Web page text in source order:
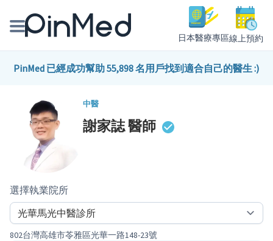
日本醫療專區線上預約
線上預約醫師、院所
健康主題館
PinMed 已經成功幫助 55,898 名用戶找到適合自己的醫生 :)
中醫
謝家誌醫師
選擇執業院所
802台灣高雄市苓雅區光華一路148-23號